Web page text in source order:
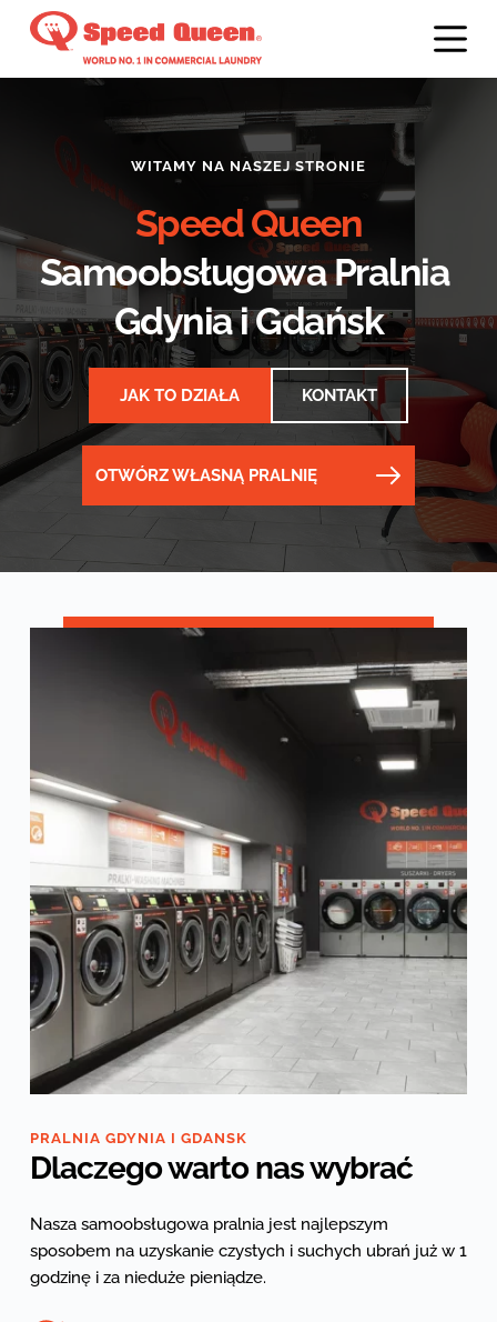
P
z
o
r
e
ś
c
WITAMY NA NASZEJ STRONIE
Speed Queen
Samoobsługowa Pralnia
Gdynia i Gdańsk
JAK TO DZIAŁA KONTAKT
OTWÓRZ WŁASNĄ PRALNIĘ
PRALNIA GDYNIA I GDANSK
Dlaczego warto nas wybrać
Nasza samoobsługowa pralnia jest najlepszym
sposobem na uzyskanie czystych i suchych ubrań już w 1
godzinę i za nieduże pieniądze.